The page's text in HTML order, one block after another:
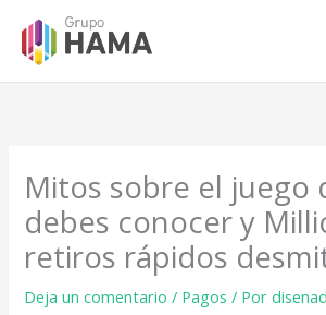
contenido
Mitos sobre el juego
debes conocer y
retiros rápidos
Deja un comentario / Pagos / Por